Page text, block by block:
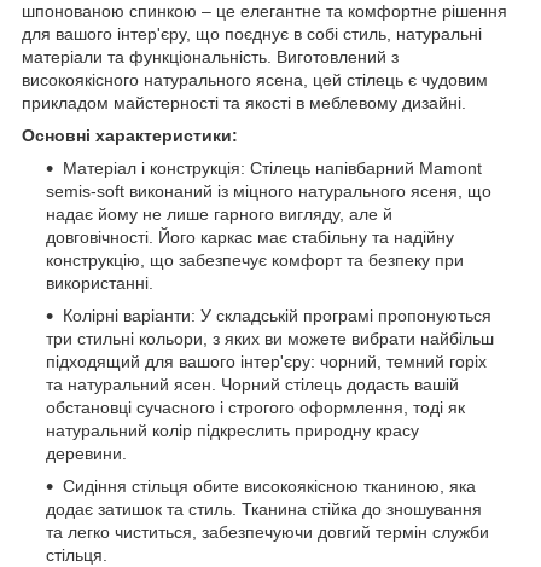
шпонованою спинкою – це елегантне та комфортне рішення
для вашого інтер'єру, що поєднує в собі стиль, натуральні
матеріали та функціональність. Виготовлений з
високоякісного натурального ясена, цей стілець є чудовим
прикладом майстерності та якості в меблевому дизайні.
Основні характеристики:
Матеріал і конструкція: Стілець напівбарний Mamont
semis-soft виконаний із міцного натурального ясеня, що
надає йому не лише гарного вигляду, але й
довговічності. Його каркас має стабільну та надійну
конструкцію, що забезпечує комфорт та безпеку при
використанні.
Колірні варіанти: У складській програмі пропонуються
три стильні кольори, з яких ви можете вибрати найбільш
підходящий для вашого інтер'єру: чорний, темний горіх
та натуральний ясен. Чорний стілець додасть вашій
обстановці сучасного і строгого оформлення, тоді як
натуральний колір підкреслить природну красу
деревини.
Сидіння стільця обите високоякісною тканиною, яка
додає затишок та стиль. Тканина стійка до зношування
та легко чиститься, забезпечуючи довгий термін служби
стільця.